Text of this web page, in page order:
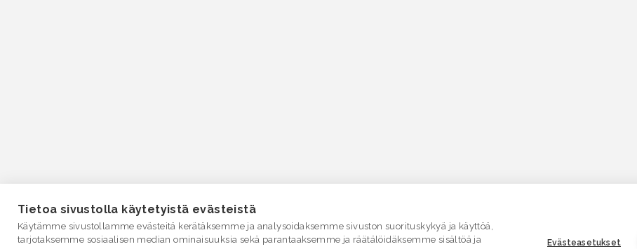
Tietoa sivustolla käytetyistä evästeistä
Käytämme sivustollamme evästeitä kerätäksemme ja analysoidaksemme sivuston suorituskykyä ja käyttöä,
tarjotaksemme sosiaalisen median ominaisuuksia sekä parantaaksemme ja räätälöidäksemme sisältöä ja
Evästeasetukset